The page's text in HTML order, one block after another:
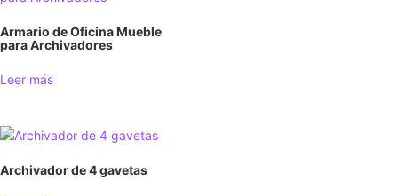
Armario de Oficina Mueble
para Archivadores
Leer más
Archivador de 4 gavetas